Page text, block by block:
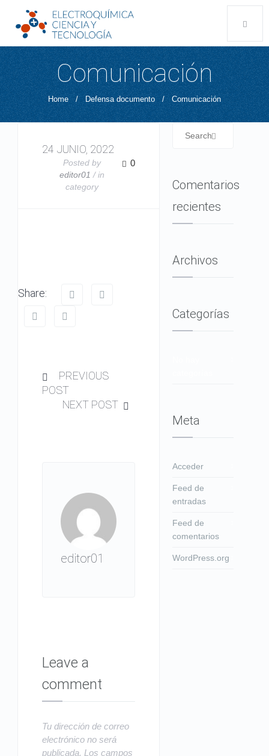
Comunicación
Home / Defensa documento / Comunicación
24 JUNIO, 2022
Posted by
editor01 / in
category
0
Share:
PREVIOUS
POST
NEXT POST
editor01
Leave a
comment
Tu dirección de correo
electrónico no será
publicada. Los campos
Comentarios
recientes
Archivos
Categorías
Meta
Acceder
Feed de
entradas
Feed de
comentarios
WordPress.org